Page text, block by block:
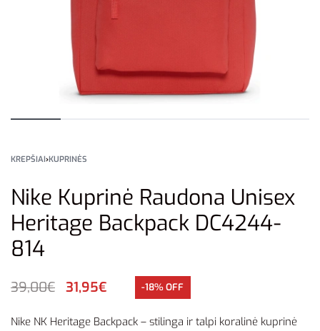
KREPŠIAI›KUPRINĖS
Nike Kuprinė Raudona Unisex
Heritage Backpack DC4244-
814
39,00€ 31,95€ -18% OFF
Nike NK Heritage Backpack – stilinga ir talpi koralinė kuprinė